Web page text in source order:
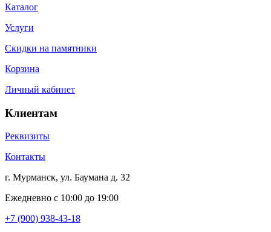
Каталог
Услуги
Скидки на памятники
Корзина
Личный кабинет
Клиентам
Реквизиты
Контакты
г. Мурманск, ул. Баумана д. 32
Ежедневно с 10:00 до 19:00
+7 (900) 938-43-18